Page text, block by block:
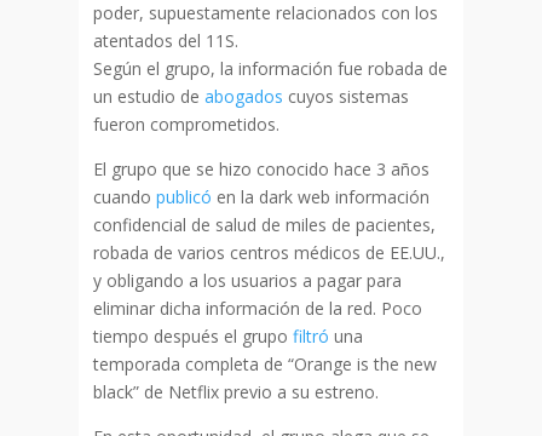
poder, supuestamente relacionados con los
atentados del 11S.
Según el grupo, la información fue robada de
un estudio de abogados cuyos sistemas
fueron comprometidos.
El grupo que se hizo conocido hace 3 años
cuando publicó en la dark web información
confidencial de salud de miles de pacientes,
robada de varios centros médicos de EE.UU.,
y obligando a los usuarios a pagar para
eliminar dicha información de la red. Poco
tiempo después el grupo filtró una
temporada completa de “Orange is the new
black” de Netflix previo a su estreno.